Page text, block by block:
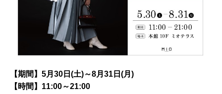
【期間】5月30日(土)～8月31日(月)
【時間】11:00～21:00